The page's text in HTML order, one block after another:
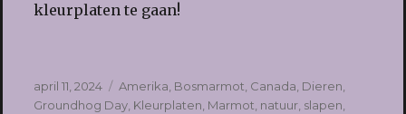
kleurplaten te gaan!
Geplaatst
op
april 11, 2024 Tags
Amerika Bosmarmot Canada Dieren
Groundhog Day, Kleurplaten Marmot natuur, slapen